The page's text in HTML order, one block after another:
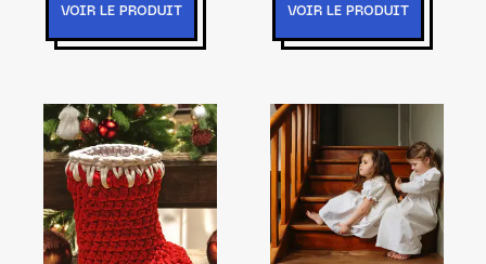
VOIR LE PRODUIT VOIR LE PRODUIT